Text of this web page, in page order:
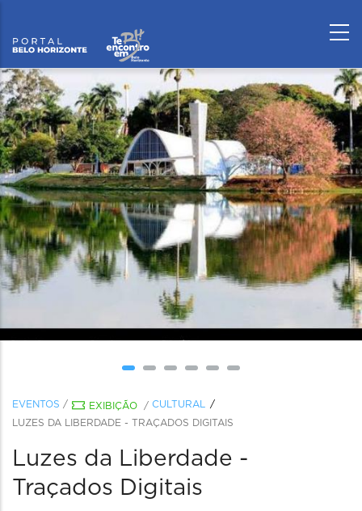
EVENTOS / EXIBIÇÃO / CULTURAL
LUZES DA LIBERDADE - TRAÇADOS DIGITAIS
Luzes da Liberdade -
Traçados Digitais